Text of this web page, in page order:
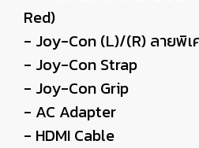
Red)
- Joy-Con (L)/(R) ลายพิเ
- Joy-Con Strap
- Joy-Con Grip
- AC Adapter
- HDMI Cable